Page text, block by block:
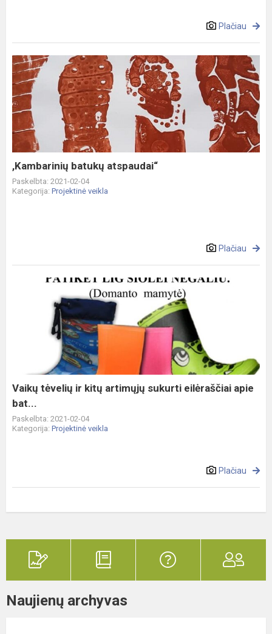
Plačiau
,Kambarinių
batukų
atspaudai“
,Kambarinių batukų atspaudai“
Paskelbta: 2021-02-04
Kategorija: Projektinė veikla
Plačiau
eilėraščiai
apie
bat...
Vaikų tėvelių ir kitų artimųjų sukurti eilėraščiai apie
bat...
Paskelbta: 2021-02-04
Kategorija: Projektinė veikla
Plačiau
Naujienų archyvas